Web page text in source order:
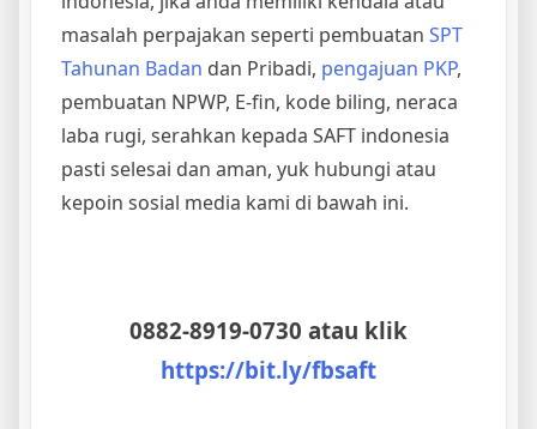
masalah perpajakan seperti pembuatan SPT
Tahunan Badan dan Pribadi, pengajuan PKP,
pembuatan NPWP, E-fin, kode biling, neraca
laba rugi, serahkan kepada SAFT indonesia
pasti selesai dan aman, yuk hubungi atau
kepoin sosial media kami di bawah ini.
0882-8919-0730 atau klik
https://bit.ly/fbsaft